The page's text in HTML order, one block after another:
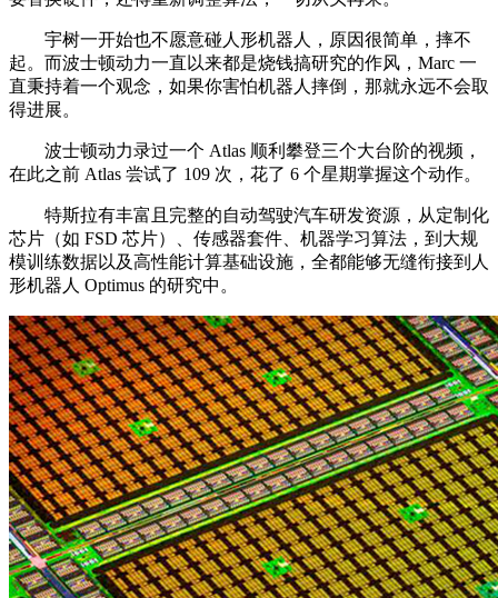
宇树一开始也不愿意碰人形机器人，原因很简单，摔不
起。而波士顿动力一直以来都是烧钱搞研究的作风，Marc 一
直秉持着一个观念，如果你害怕机器人摔倒，那就永远不会取
得进展。
波士顿动力录过一个 Atlas 顺利攀登三个大台阶的视频，
在此之前 Atlas 尝试了 109 次，花了 6 个星期掌握这个动作。
特斯拉有丰富且完整的自动驾驶汽车研发资源，从定制化
芯片（如 FSD 芯片）、传感器套件、机器学习算法，到大规
模训练数据以及高性能计算基础设施，全都能够无缝衔接到人
形机器人 Optimus 的研究中。